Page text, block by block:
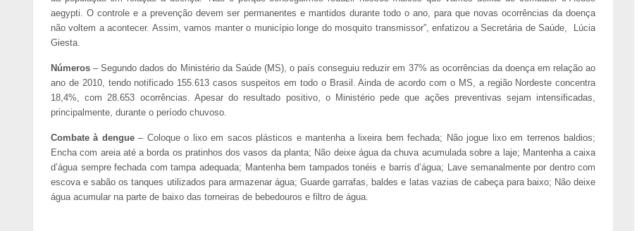
aegypti. O controle e a prevenção devem ser permanentes e mantidos durante todo o ano, para que novas ocorrências da doença
não voltem a acontecer. Assim, vamos manter o município longe do mosquito transmissor”, enfatizou a Secretária de Saúde, Lúcia
Giesta.
Números – Segundo dados do Ministério da Saúde (MS), o país conseguiu reduzir em 37% as ocorrências da doença em relação ao
ano de 2010, tendo notificado 155.613 casos suspeitos em todo o Brasil. Ainda de acordo com o MS, a região Nordeste concentra
18,4%, com 28.653 ocorrências. Apesar do resultado positivo, o Ministério pede que ações preventivas sejam intensificadas,
principalmente, durante o período chuvoso.
Combate à dengue– Coloque o lixo em sacos plásticos e mantenha a lixeira bem fechada; Não jogue lixo em terrenos baldios;
Encha com areia até a borda os pratinhos dos vasos da planta; Não deixe água da chuva acumulada sobre a laje; Mantenha a caixa
d’água sempre fechada com tampa adequada; Mantenha bem tampados tonéis e barris d’água; Lave semanalmente por dentro com
escova e sabão os tanques utilizados para armazenar água; Guarde garrafas, baldes e latas vazias de cabeça para baixo; Não deixe
água acumular na parte de baixo das torneiras de bebedouros e filtro de água.